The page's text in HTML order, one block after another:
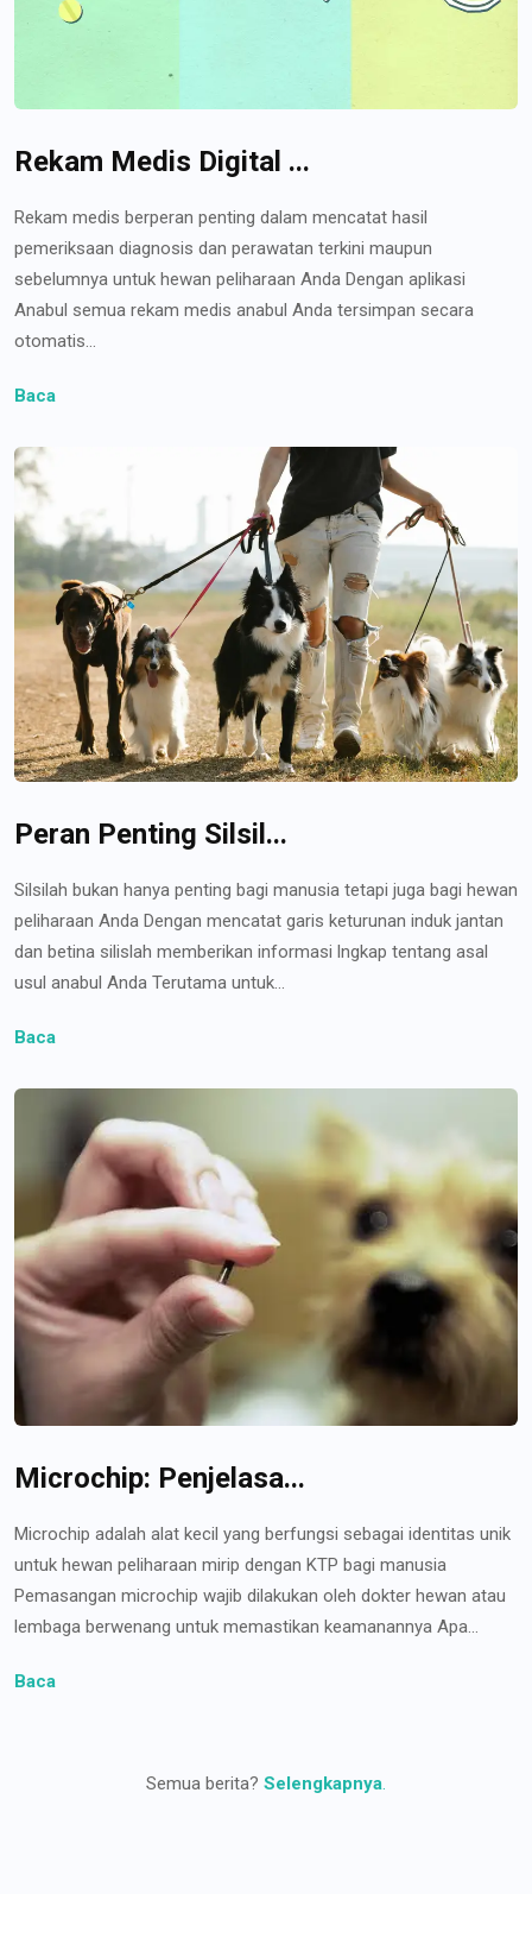
Rekam Medis Digital ...
Rekam medis berperan penting dalam mencatat hasil
pemeriksaan diagnosis dan perawatan terkini maupun
sebelumnya untuk hewan peliharaan Anda Dengan aplikasi
Anabul semua rekam medis anabul Anda tersimpan secara
otomatis...
Baca
Peran Penting Silsil...
Silsilah bukan hanya penting bagi manusia tetapi juga bagi hewan
peliharaan Anda Dengan mencatat garis keturunan induk jantan
dan betina silislah memberikan informasi lngkap tentang asal
usul anabul Anda Terutama untuk...
Baca
Microchip: Penjelasa...
Microchip adalah alat kecil yang berfungsi sebagai identitas unik
untuk hewan peliharaan mirip dengan KTP bagi manusia
Pemasangan microchip wajib dilakukan oleh dokter hewan atau
lembaga berwenang untuk memastikan keamanannya Apa...
Baca
Semua berita? Selengkapnya